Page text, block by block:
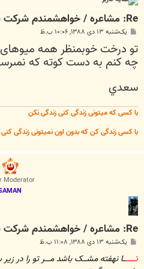
Re: مشاعره / خواهشمندم شرکت بفرماييد.
پ
ت
یک‌شنبه ۱۳ دی ۱۳۸۸, ۱۰:۰۶ ب.ظ
تو درخت خوب‏منظر همه
چه كنم به دست كوته كه
سعدي
با کسی که میتونی زندگی کنی زندگی نکن
با کسی زندگی کن که بدون اون نمیتونی زندگی کنی
Moderator
SAMAN
Re: مشاعره / خواهشمندم شرکت بفرماييد.
پ یک‌شنبه ۱۳ دی ۱۳۸۸, ۱۱:۰۸ ب.ظ
تــــــــــا نهفته مشـــک باشد مــــر تو را در